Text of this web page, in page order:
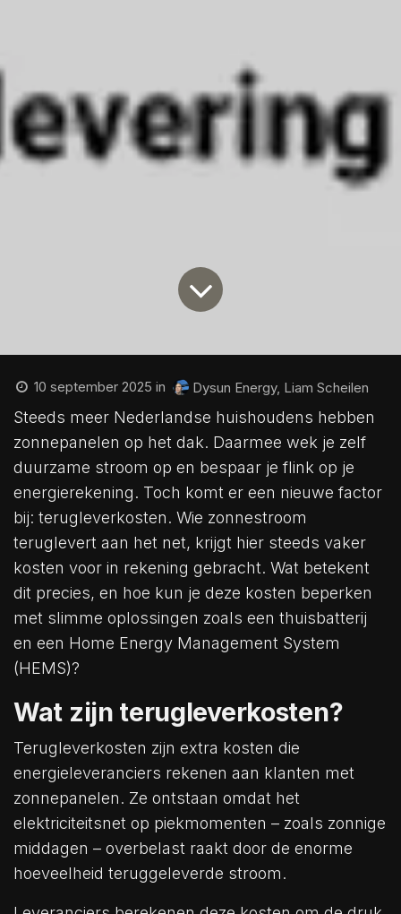
10 september 2025 in Dysun Energy, Liam Scheilen
Steeds meer Nederlandse huishoudens hebben
zonnepanelen op het dak. Daarmee wek je zelf
duurzame stroom op en bespaar je flink op je
energierekening. Toch komt er een nieuwe factor
bij: terugleverkosten. Wie zonnestroom
teruglevert aan het net, krijgt hier steeds vaker
kosten voor in rekening gebracht. Wat betekent
dit precies, en hoe kun je deze kosten beperken
met slimme oplossingen zoals een thuisbatterij
en een Home Energy Management System
(HEMS)?
Wat zijn terugleverkosten?
Terugleverkosten zijn extra kosten die
energieleveranciers rekenen aan klanten met
zonnepanelen. Ze ontstaan omdat het
elektriciteitsnet op piekmomenten – zoals zonnige
middagen – overbelast raakt door de enorme
hoeveelheid teruggeleverde stroom.